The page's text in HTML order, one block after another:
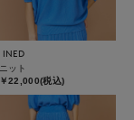
INED
ニット
￥22,000(税込)